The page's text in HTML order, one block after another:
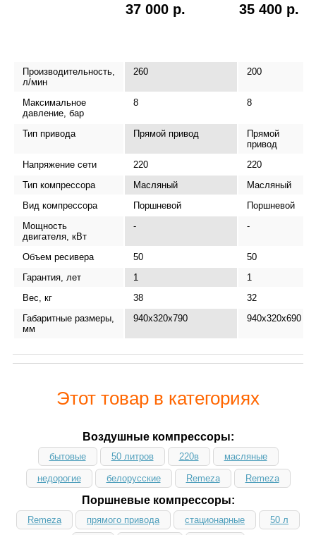
37 000 р. 35 400 р.
Производительность,
л/мин
260 200
Максимальное
давление, бар
8 8
Тип привода Прямой привод
Прямой
привод
Напряжение сети
220
220
Тип компрессора
Масляный
Масляный
Вид компрессора
Поршневой
Поршневой
Мощность
двигателя, кВт
- -
Объем ресивера 50
50
Гарантия, лет
1
1
Вес, кг
38
32
Габаритные размеры,
мм
940x320x790 940x320x690
Этот товар в категориях
Воздушные компрессоры:
бытовые 50 литров 220в масляные
недорогие белорусские Remeza Remeza
Поршневые компрессоры:
Remeza прямого привода стационарные 50 л